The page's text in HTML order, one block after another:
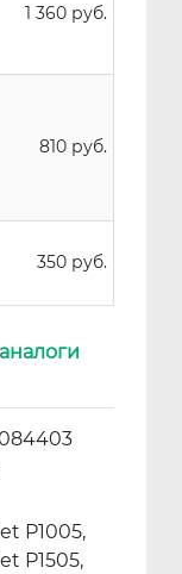
1 360 руб.
810 руб.
350 руб.
P1005,
P1505,